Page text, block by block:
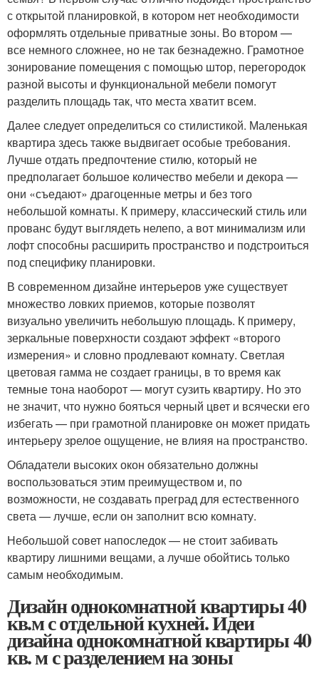
с открытой планировкой, в котором нет необходимости
оформлять отдельные приватные зоны. Во втором —
все немного сложнее, но не так безнадежно. Грамотное
зонирование помещения с помощью штор, перегородок
разной высоты и функциональной мебели помогут
разделить площадь так, что места хватит всем.
Далее следует определиться со стилистикой. Маленькая
квартира здесь также выдвигает особые требования.
Лучше отдать предпочтение стилю, который не
предполагает большое количество мебели и декора —
они «съедают» драгоценные метры и без того
небольшой комнаты. К примеру, классический стиль или
прованс будут выглядеть нелепо, а вот минимализм или
лофт способны расширить пространство и подстроиться
под специфику планировки.
В современном дизайне интерьеров уже существует
множество ловких приемов, которые позволят
визуально увеличить небольшую площадь. К примеру,
зеркальные поверхности создают эффект «второго
измерения» и словно продлевают комнату. Светлая
цветовая гамма не создает границы, в то время как
темные тона наоборот — могут сузить квартиру. Но это
не значит, что нужно бояться черный цвет и всячески его
избегать — при грамотной планировке он может придать
интерьеру зрелое ощущение, не влияя на пространство.
Обладатели высоких окон обязательно должны
воспользоваться этим преимуществом и, по
возможности, не создавать преград для естественного
света — лучше, если он заполнит всю комнату.
Небольшой совет напоследок — не стоит забивать
квартиру лишними вещами, а лучше обойтись только
самым необходимым.
Дизайн однокомнатной квартиры 40
кв.м с отдельной кухней. Идеи
дизайна однокомнатной квартиры 40
кв. м с разделением на зоны